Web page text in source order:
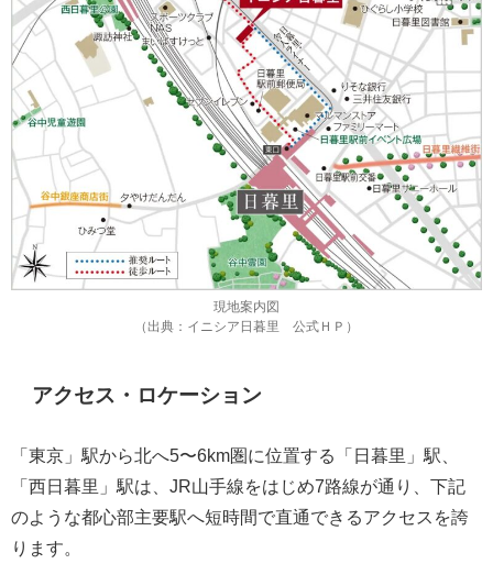
現地案内図
（出典：イニシア日暮里 公式ＨＰ）
アクセス・ロケーション
「東京」駅から北へ5〜6km圏に位置する「日暮里」駅、
「西日暮里」駅は、JR山手線をはじめ7路線が通り、下記
のような都心部主要駅へ短時間で直通できるアクセスを誇
ります。